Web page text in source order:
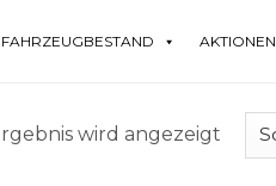
FAHRZEUGBESTAND AKTIONEN
wird angezeigt